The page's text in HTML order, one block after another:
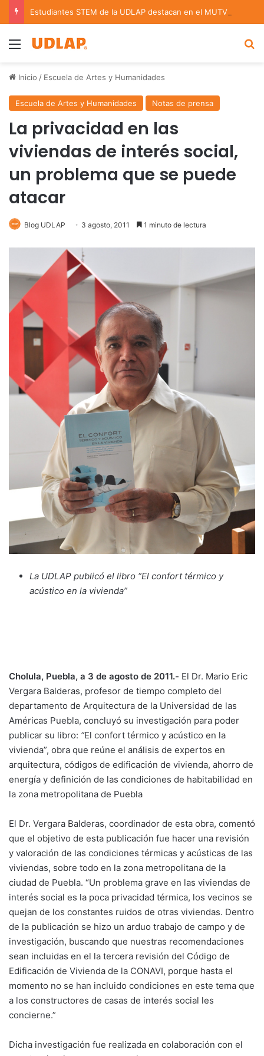
Menu
Inicio / Escuela de Artes y Humanidades
Escuela de Artes y Humanidades Notas de prensa
La privacidad en las
viviendas de interés social,
un problema que se puede
atacar
Blog UDLAP 3 agosto, 2011 1 minuto de lectura
La UDLAP publicó el libro “El confort térmico y
acústico en la vivienda”
Cholula, Puebla, a 3 de agosto de 2011.- El Dr. Mario Eric
Vergara Balderas, profesor de tiempo completo del
departamento de Arquitectura de la Universidad de las
Américas Puebla, concluyó su investigación para poder
publicar su libro: “El confort térmico y acústico en la
vivienda”, obra que reúne el análisis de expertos en
arquitectura, códigos de edificación de vivienda, ahorro de
energía y definición de las condiciones de habitabilidad en
la zona metropolitana de Puebla
El Dr. Vergara Balderas, coordinador de esta obra, comentó
que el objetivo de esta publicación fue hacer una revisión
y valoración de las condiciones térmicas y acústicas de las
viviendas, sobre todo en la zona metropolitana de la
ciudad de Puebla. “Un problema grave en las viviendas de
interés social es la poca privacidad térmica, los vecinos se
quejan de los constantes ruidos de otras viviendas. Dentro
de la publicación se hizo un arduo trabajo de campo y de
investigación, buscando que nuestras recomendaciones
sean incluidas en el la tercera revisión del Código de
Edificación de Vivienda de la CONAVI, porque hasta el
momento no se han incluido condiciones en este tema que
a los constructores de casas de interés social les
concierne.”
Dicha investigación fue realizada en colaboración con el